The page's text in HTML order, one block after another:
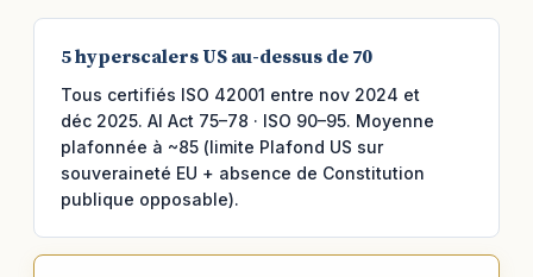
5 hyperscalers US au-dessus de 70
Tous certifiés ISO 42001 entre nov 2024 et
déc 2025. AI Act 75–78 · ISO 90–95. Moyenne
plafonnée à ~85 (limite Plafond US sur
souveraineté EU + absence de Constitution
publique opposable).